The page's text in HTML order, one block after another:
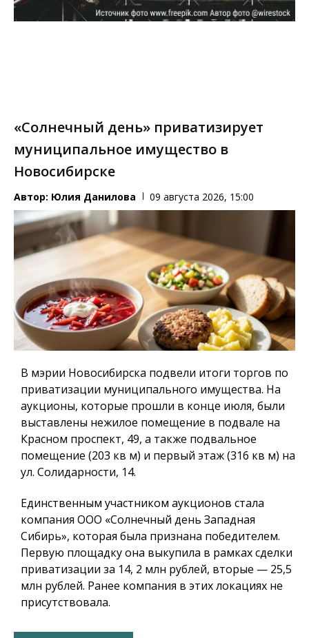
«Солнечный день» приватизирует
муниципальное имущество в
Новосибирске
Автор: Юлия Данилова 09 августа 2026, 15:00
В мэрии Новосибирска подвели итоги торгов по
приватизации муниципального имущества. На
аукционы, которые прошли в конце июля, были
выставлены нежилое помещение в подвале на
Красном проспект, 49, а также подвальное
помещение (203 кв м) и первый этаж (316 кв м) на
ул. Солидарности, 14.
Единственным участником аукционов стала
компания ООО «Солнечный день Западная
Сибирь», которая была признана победителем.
Первую площадку она выкупила в рамках сделки
приватизации за 14, 2 млн рублей, вторые — 25,5
млн рублей. Ранее компания в этих локациях не
присутствовала.